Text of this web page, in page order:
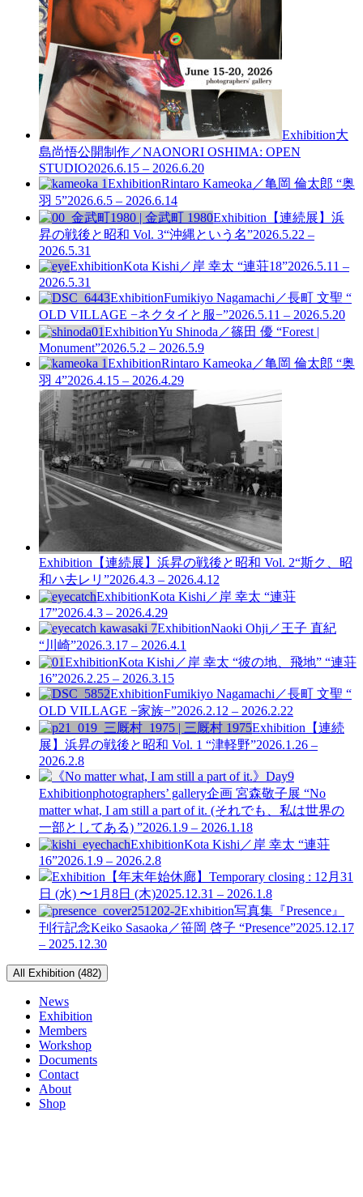
Exhibition大
島尚悟公開制作／NAONORI OSHIMA: OPEN
STUDIO2026.6.15 – 2026.6.20
ExhibitionRintaro Kameoka／亀岡 倫太郎 “奥
羽 5”2026.6.5 – 2026.6.14
Exhibition 【連続展】浜
昇の戦後と昭和 Vol. 3“沖縄という名”2026.5.22 –
2026.5.31
ExhibitionKota Kishi／岸 幸太 “連荘18”2026.5.11 –
2026.5.31
ExhibitionFumikiyo Nagamachi／長町 文聖 “
OLD VILLAGE −ネクタイと服−”2026.5.11 – 2026.5.20
ExhibitionYu Shinoda／篠田 優 “Forest |
Monument”2026.5.2 – 2026.5.9
ExhibitionRintaro Kameoka／亀岡 倫太郎 “奥
羽 4”2026.4.15 – 2026.4.29
Exhibition 【連続展】浜昇の戦後と昭和 Vol. 2“斯ク、昭
和ハ去レリ”2026.4.3 – 2026.4.12
ExhibitionKota Kishi／岸 幸太 “連荘
17”2026.4.3 – 2026.4.29
ExhibitionNaoki Ohji／王子 直紀
“川崎”2026.3.17 – 2026.4.1
ExhibitionKota Kishi／岸 幸太 “彼の地、飛地” “連荘
16”2026.2.25 – 2026.3.15
ExhibitionFumikiyo Nagamachi／長町 文聖 “
OLD VILLAGE −家族−”2026.2.12 – 2026.2.22
Exhibition 【連続
展】浜昇の戦後と昭和 Vol. 1 “津軽野”2026.1.26 –
2026.2.8
Exhibitionphotographers’ gallery企画 宮森敬子展 “No
matter what, I am still a part of it. (それでも、私は世界の
一部としてある) ”2026.1.9 – 2026.1.18
ExhibitionKota Kishi／岸 幸太 “連荘
16”2026.1.9 – 2026.2.8
Exhibition 【年末年始休廊】Temporary closing : 12月31
日 (水) 〜1月8日 (木)2025.12.31 – 2026.1.8
Exhibition写真集『Presence』
刊行記念Keiko Sasaoka／笹岡 啓子 “Presence”2025.12.17
– 2025.12.30
All Exhibition (482)
News
Exhibition
Members
Workshop
Documents
Contact
About
Shop